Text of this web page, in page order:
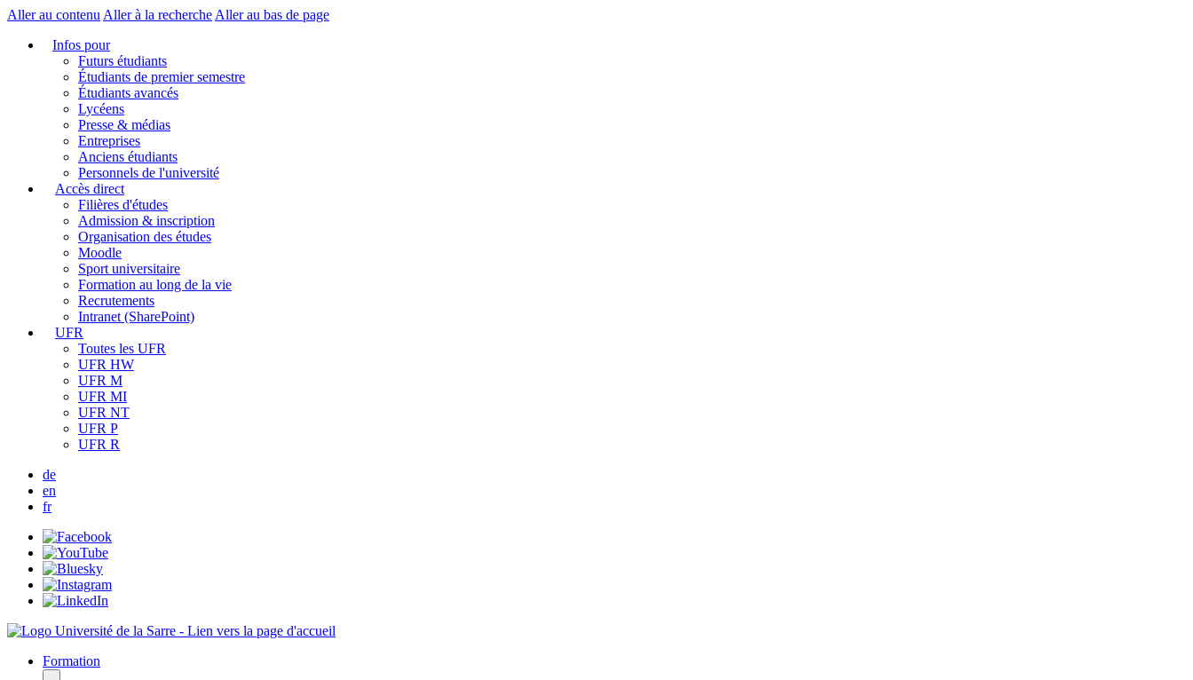
Aller au contenu Aller à la recherche Aller au bas de page
Infos pour
Futurs étudiants
Étudiants de premier semestre
Étudiants avancés
Lycéens
Presse & médias
Entreprises
Anciens étudiants
Personnels de l'université
Accès direct
Filières d'études
Admission & inscription
Organisation des études
Moodle
Sport universitaire
Formation au long de la vie
Recrutements
Intranet (SharePoint)
UFR
Toutes les UFR
UFR HW
UFR M
UFR MI
UFR NT
UFR P
UFR R
de
en
fr
Formation